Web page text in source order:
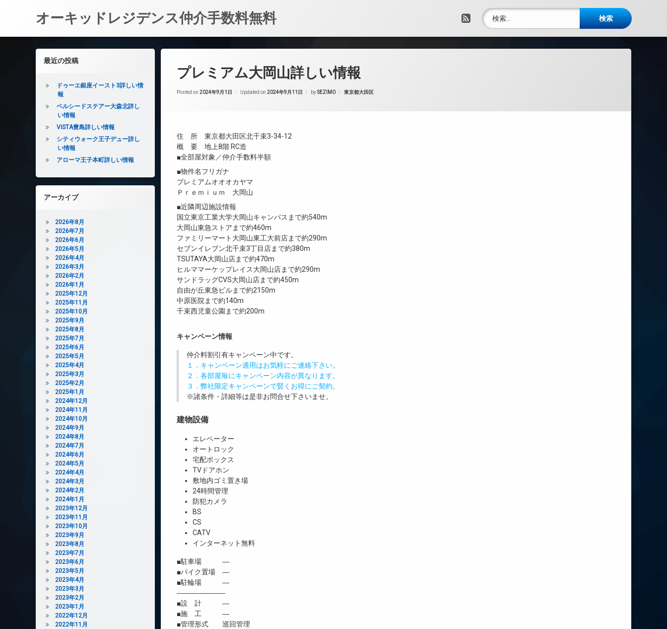
オーキッドレジデンス仲介手数料無料 RSS
検索:
プレミアム大岡山詳しい情報
Posted on 2024年9月1日 Updated on 2024年9月11日 bySEZIMO カテゴリー:
東京都大田区
住 所 東京都大田区北千束3-34-12
概 要 地上8階 RC造
■全部屋対象／仲介手数料半額
■物件名フリガナ
プレミアムオオオカヤマ
Ｐｒｅｍｉｕｍ 大岡山
■近隣周辺施設情報
国立東京工業大学大岡山キャンパスまで約540m
大岡山東急ストアまで約460m
ファミリーマート大岡山東工大前店まで約290m
セブンイレブン北千束3丁目店まで約380m
TSUTAYA大岡山店まで約470m
ヒルママーケップレイス大岡山店まで約290m
サンドラッグCVS大岡山店まで約450m
自由が丘東急ビルまで約2150m
中原医院まで約140m
千束西児童公園まで約200m
キャンペーン情報
仲介料割引有キャンペーン中です。
１．キャンペーン適用はお気軽にご連絡下さい。
２．各部屋毎にキャンペーン内容が異なります。
３．弊社限定キャンペーンで賢くお得にご契約。
※諸条件・詳細等は是非お問合せ下さいませ。
建物設備
エレベーター
オートロック
宅配ボックス
TVドアホン
敷地内ゴミ置き場
24時間管理
防犯カメラ
BS
CS
CATV
インターネット無料
■駐車場 ―
■バイク置場 ―
■駐輪場 ―
―――――――
■設 計 ―
■施 工 ―
■管理形式 巡回管理
左サイドバー
最近の投稿
ドゥーエ銀座イースト3詳しい情
報
ベルシードステアー大森北詳し
い情報
VISTA豊島詳しい情報
シティウォーク王子デュー詳し
い情報
アローマ王子本町詳しい情報
アーカイブ
2026年8月
2026年7月
2026年6月
2026年5月
2026年4月
2026年3月
2026年2月
2026年1月
2025年12月
2025年11月
2025年10月
2025年9月
2025年8月
2025年7月
2025年6月
2025年5月
2025年4月
2025年3月
2025年2月
2025年1月
2024年12月
2024年11月
2024年10月
2024年9月
2024年8月
2024年7月
2024年6月
2024年5月
2024年4月
2024年3月
2024年2月
2024年1月
2023年12月
2023年11月
2023年10月
2023年9月
2023年8月
2023年7月
2023年6月
2023年5月
2023年4月
2023年3月
2023年2月
2023年1月
2022年12月
2022年11月